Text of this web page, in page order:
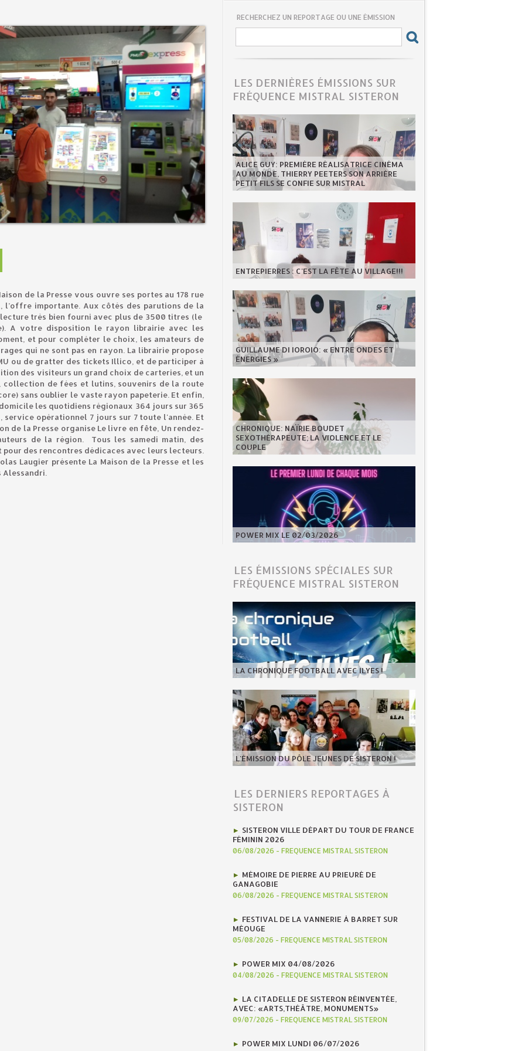
de la Presse vous ouvre ses portes au 178 rue
importante. Aux côtés des parutions de la
très bien fourni avec plus de 3500 titres (le
A votre disposition le rayon librairie avec les
et pour compléter le choix, les amateurs de
qui ne sont pas en rayon. La librairie propose
ou de gratter des tickets Illico, et de participer à
des visiteurs un grand choix de carteries, et un
de fées et lutins, souvenirs de la route
sans oublier le vaste rayon papeterie. Et enfin,
les quotidiens régionaux 364 jours sur 365
service opérationnel 7 jours sur 7 toute l'année. Et
de la Presse organise Le livre en fête, Un rendez-
de la région. Tous les samedi matin, des
des rencontres dédicaces avec leurs lecteurs.
Laugier présente La Maison de la Presse et les
RECHERCHEZ UN REPORTAGE OU UNE ÉMISSION
LES DERNIÈRES ÉMISSIONS SUR
FRÉQUENCE MISTRAL SISTERON
ALICE GUY: PREMIÈRE RÉALISATRICE CINÉMA
AU MONDE, THIERRY PEETERS SON ARRIÈRE
PETIT FILS SE CONFIE SUR MISTRAL
ENTREPIERRES : C'EST LA FÊTE AU VILLAGE!!!
GUILLAUME DI IOROIO: « ENTRE ONDES ET
ÉNERGIES »
CHRONIQUE: NAÏRIE BOUDET
SEXOTHÉRAPEUTE; LA VIOLENCE ET LE
COUPLE
POWER MIX LE 02/03/2026
LES ÉMISSIONS SPÉCIALES SUR
FRÉQUENCE MISTRAL SISTERON
LA CHRONIQUE FOOTBALL AVEC ILYES !
L'ÉMISSION DU PÔLE JEUNES DE SISTERON !
LES DERNIERS REPORTAGES À
SISTERON
SISTERON VILLE DÉPART DU TOUR DE FRANCE
FÉMININ 2026
06/08/2026 - FREQUENCE MISTRAL SISTERON
MÉMOIRE DE PIERRE AU PRIEURÉ DE
GANAGOBIE
06/08/2026 - FREQUENCE MISTRAL SISTERON
FESTIVAL DE LA VANNERIE À BARRET SUR
MÉOUGE
05/08/2026 - FREQUENCE MISTRAL SISTERON
POWER MIX 04/08/2026
04/08/2026 - FREQUENCE MISTRAL SISTERON
LA CITADELLE DE SISTERON RÉINVENTÉE,
AVEC: «ARTS,THÉÂTRE, MONUMENTS»
09/07/2026 - FREQUENCE MISTRAL SISTERON
POWER MIX LUNDI 06/07/2026